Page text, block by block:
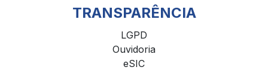
TRANSPARÊNCIA
LGPD
Ouvidoria
eSIC